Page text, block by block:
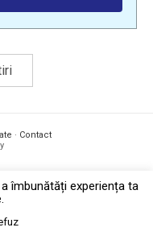
· Contact
îmbunătăți experiența ta